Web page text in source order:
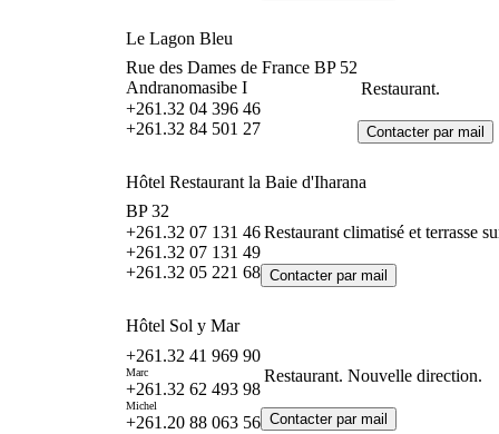
Le Lagon Bleu
Rue des Dames de France BP 52
Andranomasibe I
+261.32 04 396 46
+261.32 84 501 27
Restaurant.
Hôtel Restaurant la Baie d'Iharana
BP 32
+261.32 07 131 46
+261.32 07 131 49
+261.32 05 221 68
Restaurant climatisé et terrasse
Hôtel Sol y Mar
+261.32 41 969 90
Marc
+261.32 62 493 98
Michel
+261.20 88 063 56
Restaurant. Nouvelle direction.